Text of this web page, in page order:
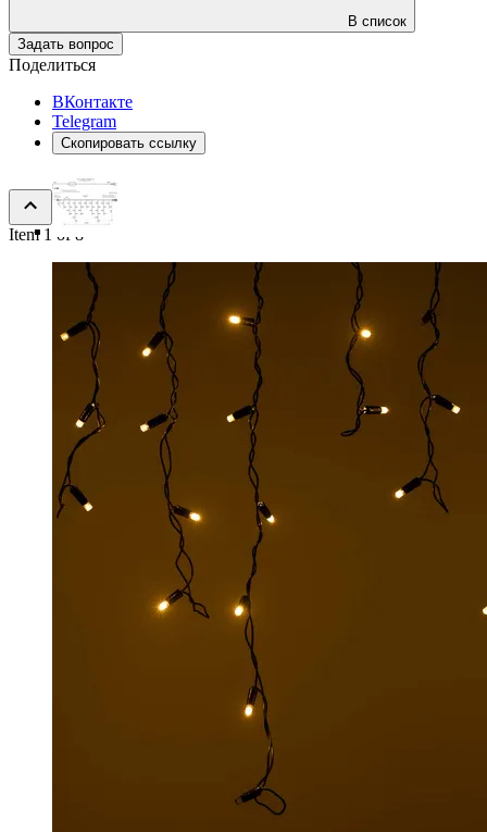
В список
Задать вопрос
Поделиться
ВКонтакте
Telegram
Скопировать ссылку
Item 1 of 8